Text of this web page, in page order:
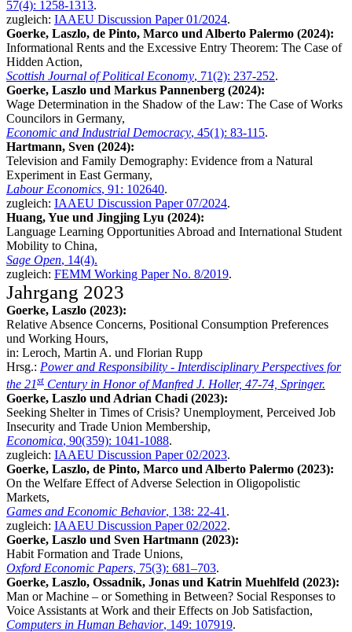
57(4): 1258-1313.
zugleich: IAAEU Discussion Paper 01/2024.
Goerke, Laszlo, de Pinto, Marco und Alberto Palermo (2024):
Informational Rents and the Excessive Entry Theorem: The Case of
Hidden Action,
Scottish Journal of Political Economy, 71(2): 237-252.
Goerke, Laszlo und Markus Pannenberg (2024):
Wage Determination in the Shadow of the Law: The Case of Works
Councilors in Germany,
Economic and Industrial Democracy, 45(1): 83-115.
Hartmann, Sven (2024):
Television and Family Demography: Evidence from a Natural
Experiment in East Germany,
Labour Economics, 91: 102640.
zugleich: IAAEU Discussion Paper 07/2024.
Huang, Yue und Jingjing Lyu (2024):
Language Learning Opportunities Abroad and International Student
Mobility to China,
Sage Open, 14(4).
zugleich: FEMM Working Paper No. 8/2019.
Jahrgang 2023
Goerke, Laszlo (2023):
Relative Absence Concerns, Positional Consumption Preferences
und Working Hours,
in: Leroch, Martin A. und Florian Rupp
Hrsg.: Power and Responsibility - Interdisciplinary Perspectives for
the 21st Century in Honor of Manfred J. Holler, 47-74, Springer.
Goerke, Laszlo und Adrian Chadi (2023):
Seeking Shelter in Times of Crisis? Unemployment, Perceived Job
Insecurity and Trade Union Membership,
Economica, 90(359): 1041-1088.
zugleich: IAAEU Discussion Paper 02/2023.
Goerke, Laszlo, de Pinto, Marco und Alberto Palermo (2023):
On the Welfare Effect of Adverse Selection in Oligopolistic
Markets,
Games and Economic Behavior, 138: 22-41 .
zugleich: IAAEU Discussion Paper 02/2022.
Goerke, Laszlo und Sven Hartmann (2023):
Habit Formation and Trade Unions,
Oxford Economic Papers, 75(3): 681–703.
Goerke, Laszlo, Ossadnik, Jonas und Katrin Muehlfeld (2023):
Man or Machine – or Something in Between? Social Responses to
Voice Assistants at Work and their Effects on Job Satisfaction,
Computers in Human Behavior, 149: 107919.